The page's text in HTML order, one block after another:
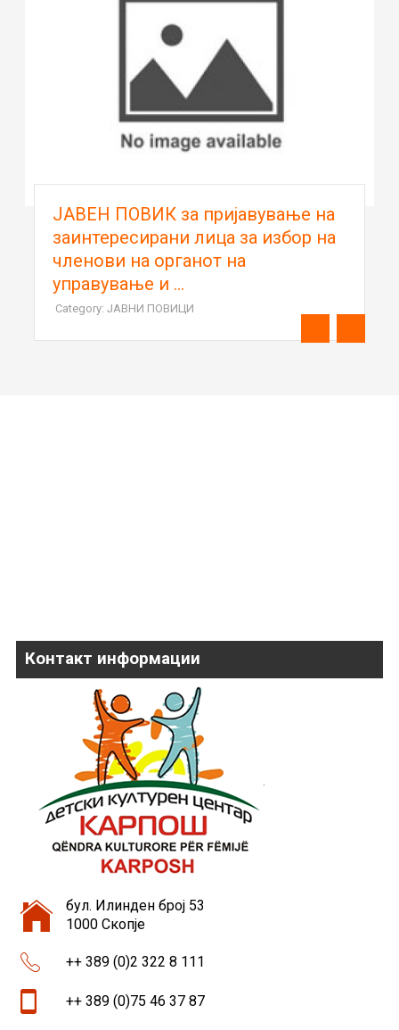
ЈАВЕН ПОВИК за пријавување на
заинтересирани лица за избор на
членови на органот на
управување и ...
Category: ЈАВНИ ПОВИЦИ
Контакт информации
бул. Илинден број 53
1000 Скопје
++ 389 (0)2 322 8 111
++ 389 (0)75 46 37 87